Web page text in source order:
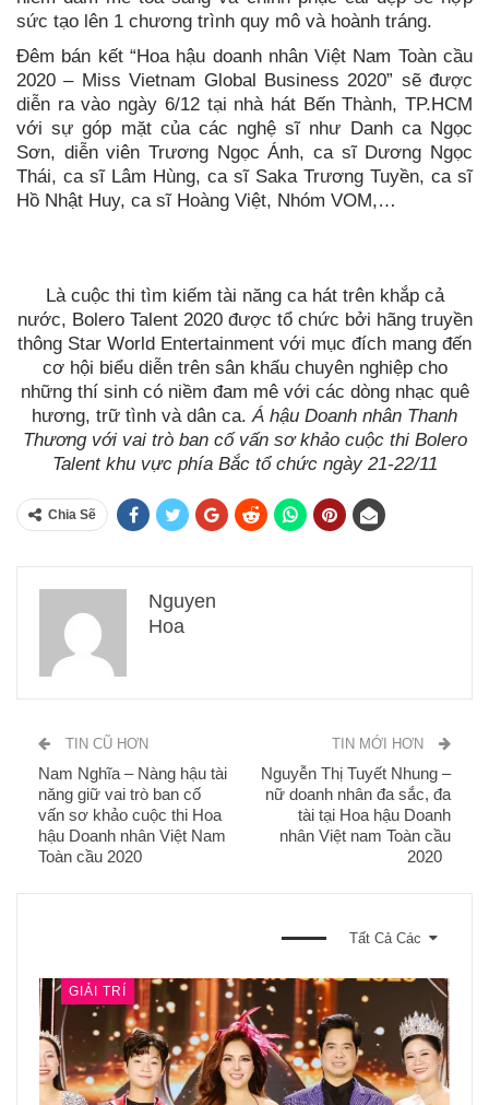
sức tạo lên 1 chương trình quy mô và hoành tráng.
Đêm bán kết “Hoa hậu doanh nhân Việt Nam Toàn cầu
2020 – Miss Vietnam Global Business 2020” sẽ được
diễn ra vào ngày 6/12 tại nhà hát Bến Thành, TP.HCM
với sự góp mặt của các nghệ sĩ như Danh ca Ngọc
Sơn, diễn viên Trương Ngọc Ánh, ca sĩ Dương Ngọc
Thái, ca sĩ Lâm Hùng, ca sĩ Saka Trương Tuyền, ca sĩ
Hồ Nhật Huy, ca sĩ Hoàng Việt, Nhóm VOM,…
Là cuộc thi tìm kiếm tài năng ca hát trên khắp cả
nước, Bolero Talent 2020 được tổ chức bởi hãng truyền
thông Star World Entertainment với mục đích mang đến
cơ hội biểu diễn trên sân khấu chuyên nghiệp cho
những thí sinh có niềm đam mê với các dòng nhạc quê
hương, trữ tình và dân ca.Á hậu Doanh nhân Thanh
Thương với vai trò ban cố vấn sơ khảo cuộc thi Bolero
Talent khu vực phía Bắc tổ chức ngày 21-22/11
Chia Sẽ
Nguyen
Hoa
TIN CŨ HƠN
Nam Nghĩa – Nàng hậu tài
năng giữ vai trò ban cố
vấn sơ khảo cuộc thi Hoa
hậu Doanh nhân Việt Nam
Toàn cầu 2020
TIN MỚI HƠN
Nguyễn Thị Tuyết Nhung –
nữ doanh nhân đa sắc, đa
tài tại Hoa hậu Doanh
nhân Việt nam Toàn cầu
2020
Tất Cả Các
GIẢI TRÍ